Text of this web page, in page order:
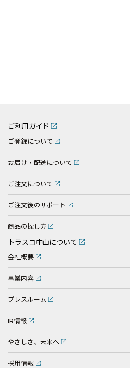
ご利用ガイド
ご登録について
お届け・配送について
ご注文について
ご注文後のサポート
商品の探し方
トラスコ中山について
会社概要
事業内容
プレスルーム
IR情報
やさしさ、未来へ
採用情報